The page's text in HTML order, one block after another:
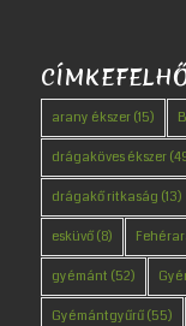
arany ékszer(15)
drágaköves ékszer
drágakő ritkaság (13)
esküvő(8)
gyémánt (52)
Gyémántgyűrű(55)